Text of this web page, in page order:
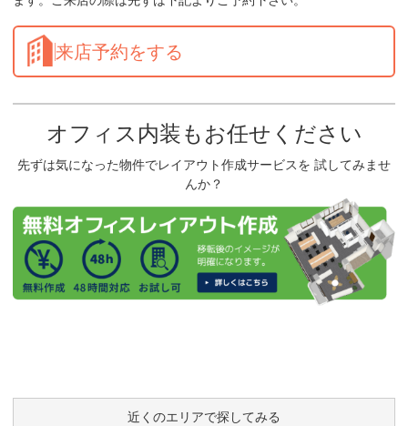
来店予約をする
オフィス内装もお任せください
先ずは気になった物件でレイアウト作成サービスを 試してみませ
んか？
近くのエリアで探してみる